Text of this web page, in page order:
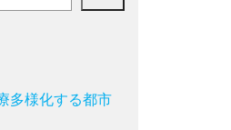
多様化する都市